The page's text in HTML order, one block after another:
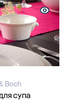
Boch
супа